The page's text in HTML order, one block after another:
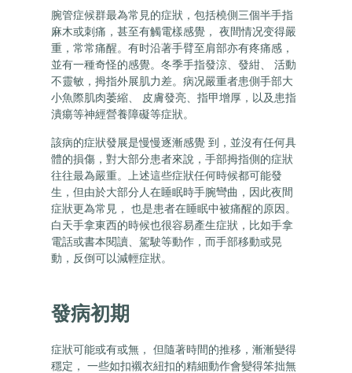
腕管症候群最為常見的症狀，包括橈側三個半手指
麻木或刺痛，甚至有觸電樣感覺， 夜間情况变得嚴
重，常常痛醒。有时沿著手臂至肩部亦有疼痛感，
並有一種奇怪的感覺。冬季手指發涼、發紺、 活動
不靈敏，拇指外展肌力差。病况嚴重者患側手部大
小魚際肌肉萎縮、 皮膚發亮、指甲增厚，以及患指
潰瘍等神經營養障礙等症狀。
該病的症狀發展是慢慢逐漸感覺 到，並沒有任何具
體的損傷，對大部分患者來說，手部拇指側的症狀
往往最為嚴重。上述這些症狀任何時候都可能發
生，但由於大部分人在睡眠時手腕彎曲，因此夜間
症狀更為常見， 也是患者在睡眠中被痛醒的原因。
白天手拿東西的時候也很容易產生症狀，比如手拿
電話或書本閱讀、駕駛等動作，而手部移動或晃
動，反倒可以減輕症狀。
發病初期
症狀可能或有或無， 但隨著時間的推移，漸漸變得
穩定， 一些如扣襯衣紐扣的精細動作會變得笨拙無